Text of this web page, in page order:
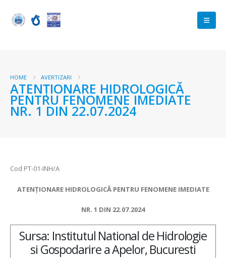
HOME AVERTIZARI
ATENŢIONARE HIDROLOGICĂ
PENTRU FENOMENE IMEDIATE
NR. 1 DIN 22.07.2024
Cod PT-01-INH/A
ATENŢIONARE HIDROLOGICĂ PENTRU FENOMENE IMEDIATE
NR. 1 DIN 22.07.2024
Sursa: Institutul National de Hidrologie
si Gospodarire a Apelor, Bucuresti